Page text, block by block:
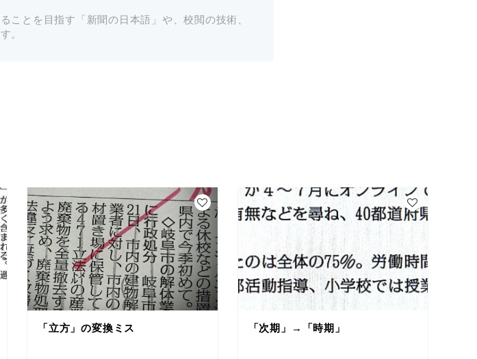
ことを目指す「新聞の日本語」や、校閲の技術、
。
「立方」の変換ミス 「次期」→「時期」